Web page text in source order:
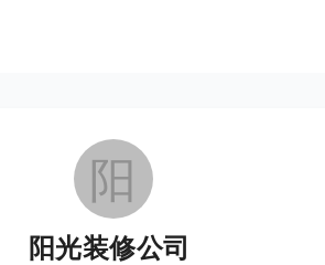
阳
阳光装修公司